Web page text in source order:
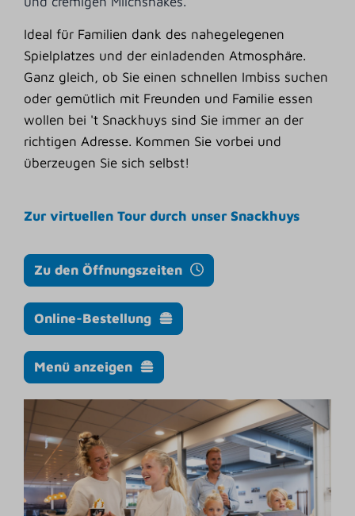
Ideal für Familien dank des nahegelegenen
Spielplatzes und der einladenden Atmosphäre.
Ganz gleich, ob Sie einen schnellen Imbiss suchen
oder gemütlich mit Freunden und Familie essen
wollen bei 't Snackhuys sind Sie immer an der
richtigen Adresse. Kommen Sie vorbei und
überzeugen Sie sich selbst!
Zur virtuellen Tour durch unser Snackhuys
Zu den Öffnungszeiten
Online-Bestellung
Menü anzeigen